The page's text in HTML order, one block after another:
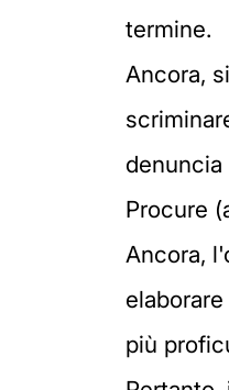
termine.
Ancora,
Procure
Ancora,
più